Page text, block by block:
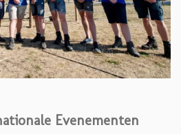
Evenementen